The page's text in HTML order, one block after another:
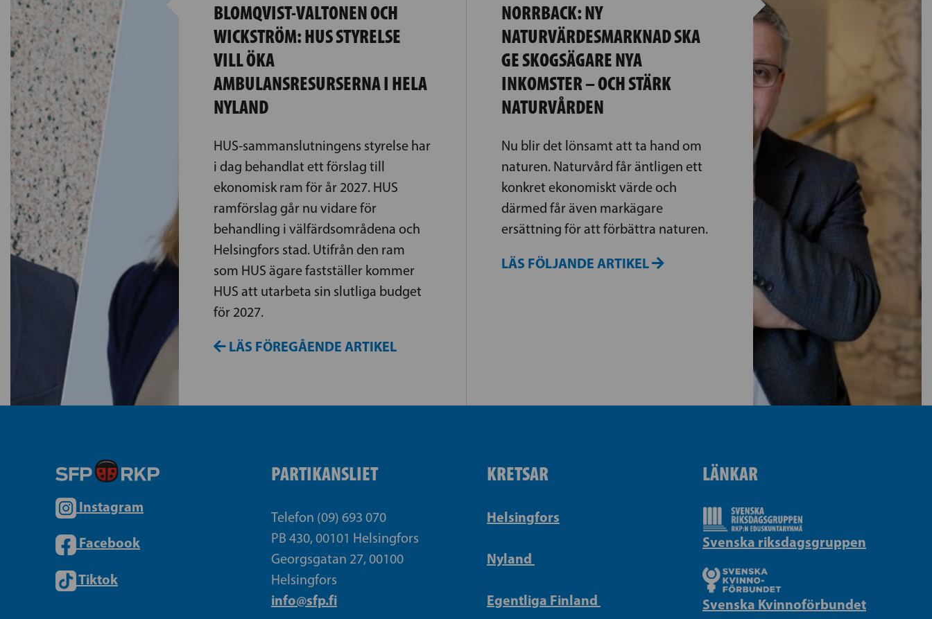
BLOMQVIST-VALTONEN OCH
WICKSTRÖM: HUS STYRELSE
VILL ÖKA
AMBULANSRESURSERNA I HELA
NYLAND
HUS-sammanslutningens styrelse har
i dag behandlat ett förslag till
ekonomisk ram för år 2027. HUS
ramförslag går nu vidare för
behandling i välfärdsområdena och
Helsingfors stad. Utifrån den ram
som HUS ägare fastställer kommer
HUS att utarbeta sin slutliga budget
för 2027.
LÄS FÖREGÅENDE ARTIKEL
NORRBACK: NY
NATURVÄRDESMARKNAD SKA
GE SKOGSÄGARE NYA
INKOMSTER – OCH STÄRK
NATURVÅRDEN
Nu blir det lönsamt att ta hand om
naturen. Naturvård får äntligen ett
konkret ekonomiskt värde och
därmed får även markägare
ersättning för att förbättra naturen.
LÄS FÖLJANDE ARTIKEL
Instagram
Facebook
Tiktok
PARTIKANSLIET
Telefon (09) 693 070
PB 430, 00101 Helsingfors
Georgsgatan 27, 00100
Helsingfors
info@sfp.fi
KRETSAR
Helsingfors
Nyland
Egentliga Finland
LÄNKAR
Svenska riksdagsgruppen
Svenska Kvinnoförbundet